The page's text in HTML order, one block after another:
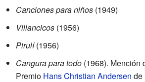
Canciones para niños (1949)
Villancicos (1956)
Pirulí(1956)
Cangura para todo (1968). Mención
Premio Hans Christian Andersen de